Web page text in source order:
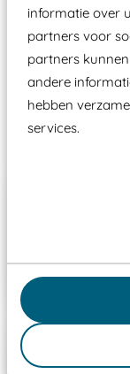
informatie over
partners voor
partners
andere
hebben
services.
Wij ook
ze toch
Past er
€ 7.890,00